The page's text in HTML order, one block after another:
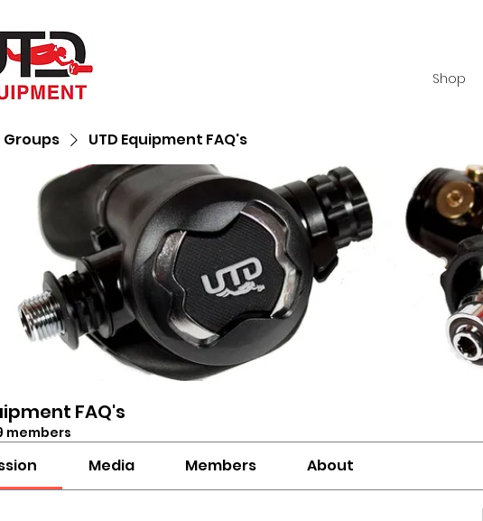
Shop
Groups UTD Equipment FAQ's
FAQ's
members
Media Members About